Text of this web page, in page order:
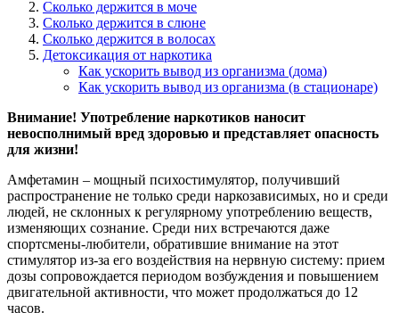
Сколько держится в моче
Сколько держится в слюне
Сколько держится в волосах
Детоксикация от наркотика
Как ускорить вывод из организма (дома)
Как ускорить вывод из организма (в стационаре)
Внимание! Употребление наркотиков наносит
невосполнимый вред здоровью и представляет опасность
для жизни!
Амфетамин – мощный психостимулятор, получивший
распространение не только среди наркозависимых, но и среди
людей, не склонных к регулярному употреблению веществ,
изменяющих сознание. Среди них встречаются даже
спортсмены-любители, обратившие внимание на этот
стимулятор из-за его воздействия на нервную систему: прием
дозы сопровождается периодом возбуждения и повышением
двигательной активности, что может продолжаться до 12
часов.